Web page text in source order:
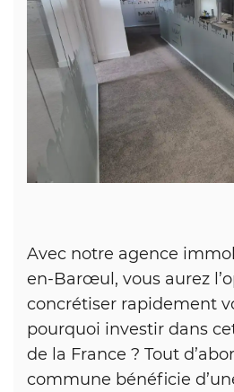
Avec notre agence
en-Barœul, vous aurez
concrétiser rapidement
pourquoi investir dans
de la France ? Tout
commune bénéficie